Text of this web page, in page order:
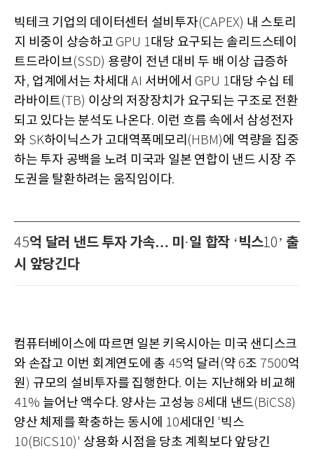
빅테크 기업의 데이터센터 설비투자(CAPEX) 내 스토리
지 비중이 상승하고 GPU 1대당 요구되는 솔리드스테이
트드라이브(SSD) 용량이 전년 대비 두 배 이상 급증하
자, 업계에서는 차세대AI 서버에서 GPU 1대당 수십 테
라바이트(TB) 이상의 저장장치가 요구되는 구조로 전환
되고 있다는 분석도 나온다. 이런 흐름 속에서 삼성전자
와 SK하이닉스가 고대역폭메모리 (HBM)에 역량을 집중
하는 투자 공백을 노려 미국과 일본 연합이 낸드 시장 주
도권을 탈환하려는 움직임이다.
45억 달러 낸드 투자 가속… 미 ·일 합작 ‘빅스10’ 출
시 앞당긴다
컴퓨터베이스에 따르면 일본 키옥시아는 미국 샌디스크
와 손잡고 이번 회계연도에 총 45억 달러 (약 6조 7500억
원) 규모의 설비투자를 집행한다. 이는 지난해와 비교해
41% 늘어난 액수다. 양사는 고성능 8세대 낸드(BiCS8)
양산 체제를 확충하는 동시에 10세대인 '빅스
10(BiCS10)' 상용화 시점을 당초 계획보다 앞당긴